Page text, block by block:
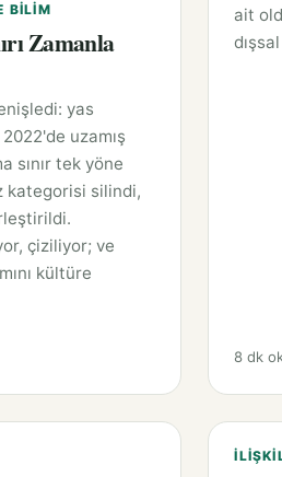
BILIM
Zamanla
yas
uzamış
sınır tek yöne
kategorisi silindi,
çiziliyor; ve
kültüre
ait
8 dk